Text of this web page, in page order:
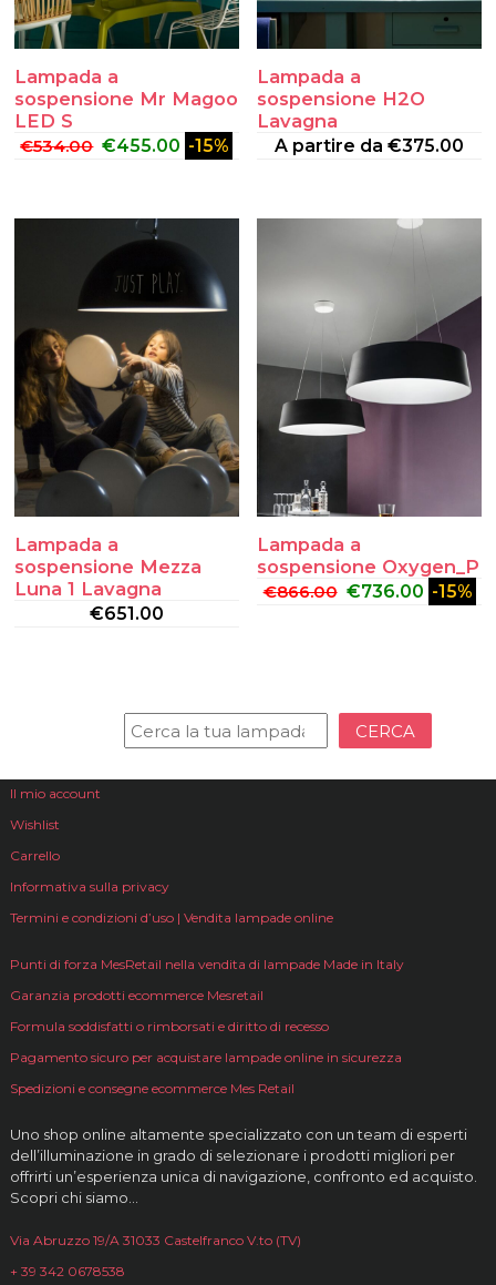
Lampada a
sospensione Mr Magoo
LED S
€534.00 €455.00 -15%
Lampada a
sospensione H2O
Lavagna
A partire da€375.00
Lampada a
sospensione Mezza
Luna 1 Lavagna
€651.00
Lampada a
sospensione Oxygen_P
€866.00 €736.00 -15%
CERCA
Il mio account
Wishlist
Carrello
Informativa sulla privacy
Termini e condizioni d’uso | Vendita lampade online
Punti di forza MesRetail nella vendita di lampade Made in Italy
Garanzia prodotti ecommerce Mesretail
Formula soddisfatti o rimborsati e diritto di recesso
Pagamento sicuro per acquistare lampade online in sicurezza
Spedizioni e consegne ecommerce Mes Retail
Uno shop online altamente specializzato con un team di esperti
dell’illuminazione in grado di selezionare i prodotti migliori per
offrirti un’esperienza unica di navigazione, confronto ed acquisto.
Scopri chi siamo…
Via Abruzzo 19/A 31033 Castelfranco V.to (TV)
+ 39 342 0678538